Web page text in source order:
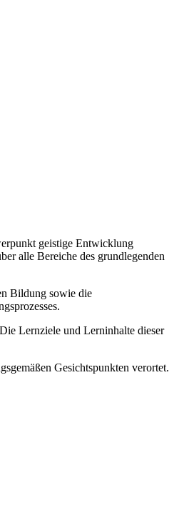
geistige Entwicklung
alle Bereiche des grundlegenden
Bildung sowie die
Lernziele und Lerninhalte dieser
Gesichtspunkten verortet.